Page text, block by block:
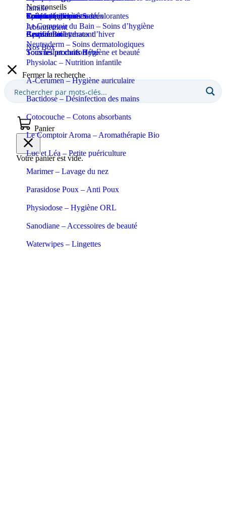
Coupe-ongles et ciseaux
Apaisant et hydratant
Sommeil et confort
Puériculture
Certifié Bio
Tous les produits Bébé
Confort et bien-être
Respiration et maux d’hiver
Tous les produits Santé
Epilation et crèmes décolorantes
Soins spécifiques
Soins solaires
Eaux de toilette
Tous les produits Hygiène et beauté
famille
Le Comptoir du Bain – Soins d’hygiène
Neutraderm – Soins dermatologiques
Physiolac – Nutrition infantile
A-Cerumen – Hygiène auriculaire
Bactidose – Désinfection des mains
Cotocouche – Cotons absorbants
Le Comptoir Aroma – Aromathérapie Bio
Luc et Léa – Petite puériculture
Marimer – Lavage du nez
Parasidose Poux – Anti Poux
Physiodose – Hygiène ORL
Sanodiane – Accessoires de beauté
Waterwipes – Lingettes
Nos conseils
Abonnement
Nos Box
Fermer la recherche
Panier
Votre panier est vide.